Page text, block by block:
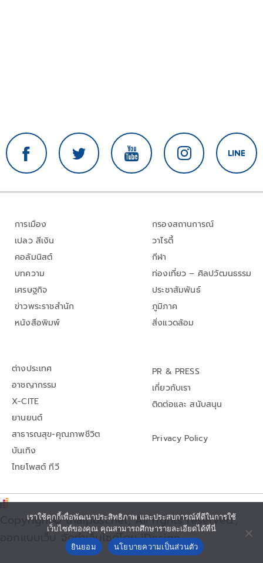
การเมือง
เปลว สีเงิน
คอลัมนิสต์
บทความ
เศรษฐกิจ
ข่าวพระราชสำนัก
หนังสือพิมพ์
กรองสถานการณ์
วาไรตี้
กีฬา
ท่องเที่ยว – ศิลปวัฒนธรรม
ประชาสัมพันธ์
ภูมิภาค
สิ่งแวดล้อม
ต่างประเทศ
อาชญากรรม
X-CITE
ยานยนต์
สาธารณสุข-คุณภาพชีวิต
บันเทิง
ไทยโพสต์ ทีวี
PR & PRESS
เกี่ยวกับเรา
ติดต่อและ สนับสนุน
Privacy Policy
Copyright© thaipost.net, All rights reserved.,
ออกแบบเว็บ จัดทำเว็บไซต์โดย iDesign
เราใช้คุกกี้เพื่อพัฒนาประสิทธิภาพ และประสบการณ์ที่ดีในการใช้
เว็บไซต์ของคุณ คุณสามารถศึกษารายละเอียดได้ที่นี่
ยินยอม
นโยบายความเป็นส่วนตัว